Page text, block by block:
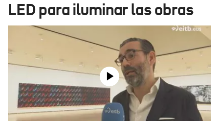
Eguraldia
LED para iluminar las obras